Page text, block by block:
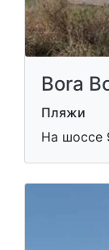
Bora
Пляжи
На шоссе